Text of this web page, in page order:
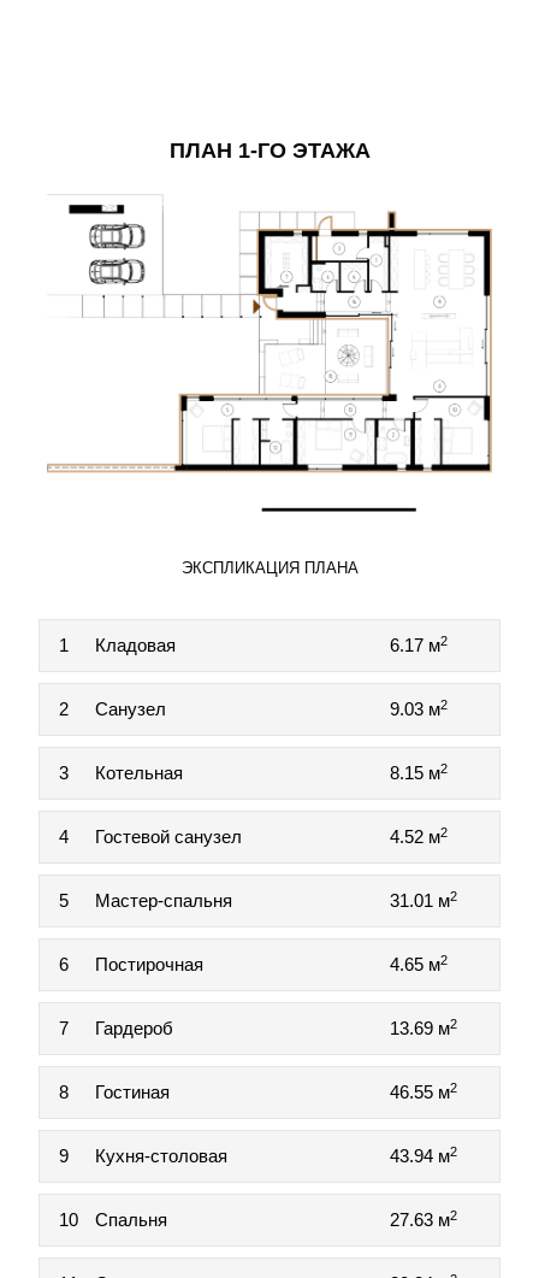
ПЛАН 1-ГО ЭТАЖА
ЭКСПЛИКАЦИЯ ПЛАНА
1 Кладовая 6.17 м2
2 Санузел 9.03 м2
3 Котельная 8.15 м2
4 Гостевой санузел 4.52 м2
5 Мастер-спальня 31.01 м2
6 Постирочная 4.65 м2
7 Гардероб 13.69 м2
8 Гостиная 46.55 м2
9 Кухня-столовая 43.94 м2
10 Спальня 27.63 м2